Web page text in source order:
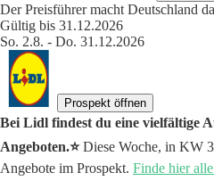
Der Preisführer macht Deutschland
Gültig bis 31.12.2026
So. 2.8. - Do. 31.12.2026
Prospekt öffnen
Bei Lidl findest du eine vielfältige
Angeboten.⭐️Diese Woche, in KW
Angebote im Prospekt. Finde hier